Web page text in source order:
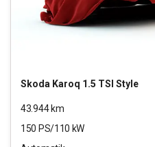
Skoda Karoq 1.5 TSI Style
43.944km
150 PS/110 kW